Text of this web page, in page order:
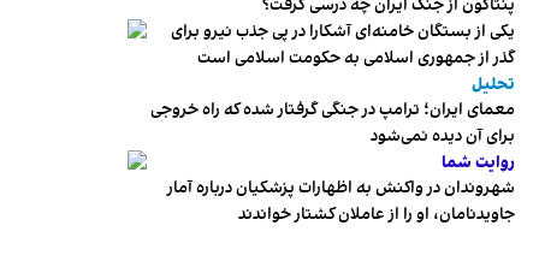
پنتاگون از جنگ ایران چه درسی گرفت؟
یکی از بستگان خامنه‌ای آشکارا در پی جذب نیرو برای
گذر از جمهوری اسلامی به حکومت اسلامی است
تحلیل
معمای ایران؛ ترامپ در جنگی گرفتار شده که راه خروجی
برای آن دیده نمی‌شود
روایت شما
شهروندان در واکنش به اظهارات پزشکیان درباره آمار
جاویدنامان، او را از عاملان کشتار خواندند